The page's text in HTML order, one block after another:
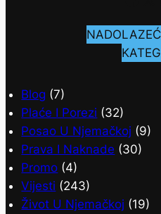
Blog (7)
Plaće I Porezi (32)
Posao U Njemačkoj (9)
Prava I Naknade (30)
Promo (4)
Vijesti (243)
Život U Njemačkoj (19)